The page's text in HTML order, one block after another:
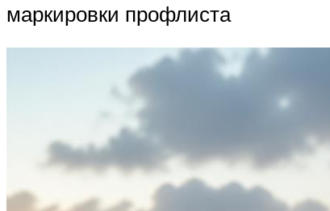
маркировки профлиста